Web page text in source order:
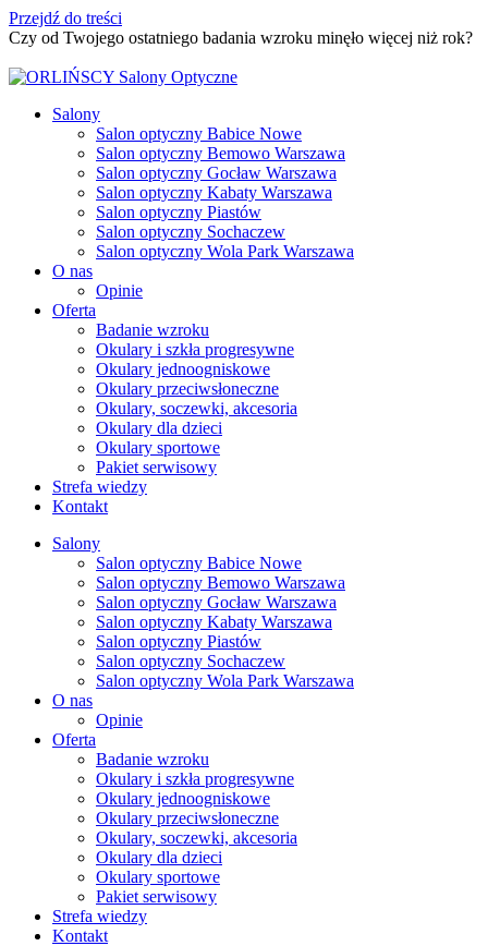
Przejdź do treści
Czy od Twojego ostatniego badania wzroku minęło więcej niż rok?
Salony
Salon optyczny Babice Nowe
Salon optyczny Bemowo Warszawa
Salon optyczny Gocław Warszawa
Salon optyczny Kabaty Warszawa
Salon optyczny Piastów
Salon optyczny Sochaczew
Salon optyczny Wola Park Warszawa
O nas
Opinie
Oferta
Badanie wzroku
Okulary i szkła progresywne
Okulary jednoogniskowe
Okulary przeciwsłoneczne
Okulary, soczewki, akcesoria
Okulary dla dzieci
Okulary sportowe
Pakiet serwisowy
Strefa wiedzy
Kontakt
Salony
Salon optyczny Babice Nowe
Salon optyczny Bemowo Warszawa
Salon optyczny Gocław Warszawa
Salon optyczny Kabaty Warszawa
Salon optyczny Piastów
Salon optyczny Sochaczew
Salon optyczny Wola Park Warszawa
O nas
Opinie
Oferta
Badanie wzroku
Okulary i szkła progresywne
Okulary jednoogniskowe
Okulary przeciwsłoneczne
Okulary, soczewki, akcesoria
Okulary dla dzieci
Okulary sportowe
Pakiet serwisowy
Strefa wiedzy
Kontakt